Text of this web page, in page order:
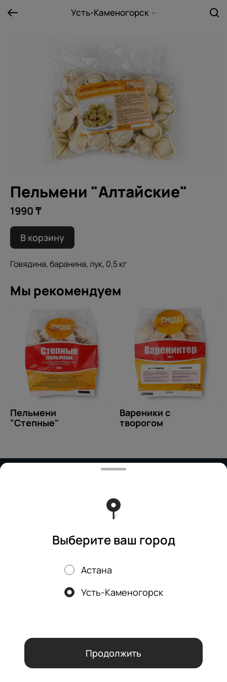
Усть-Каменогорск
аналитических сервисов согласно нашейполитике
конфиденциальности
ОК
Пельмени "Алтайские"
1990 ₸
В корзину
Говядина, баранина, лук, 0,5 кг
Мы рекомендуем
Пельмени
"Степные"
Вареники с
творогом
Политика конфиденциальности
Акции, скидки, кэшбэк − в нашем приложении!
Выберите ваш город
Астана
Усть-Каменогорск